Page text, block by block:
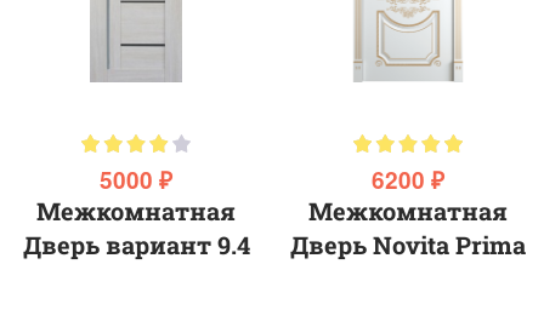
5000 ₽
Межкомнатная
Дверь вариант 9.4
6200 ₽
Межкомнатная
Дверь Novita Prima